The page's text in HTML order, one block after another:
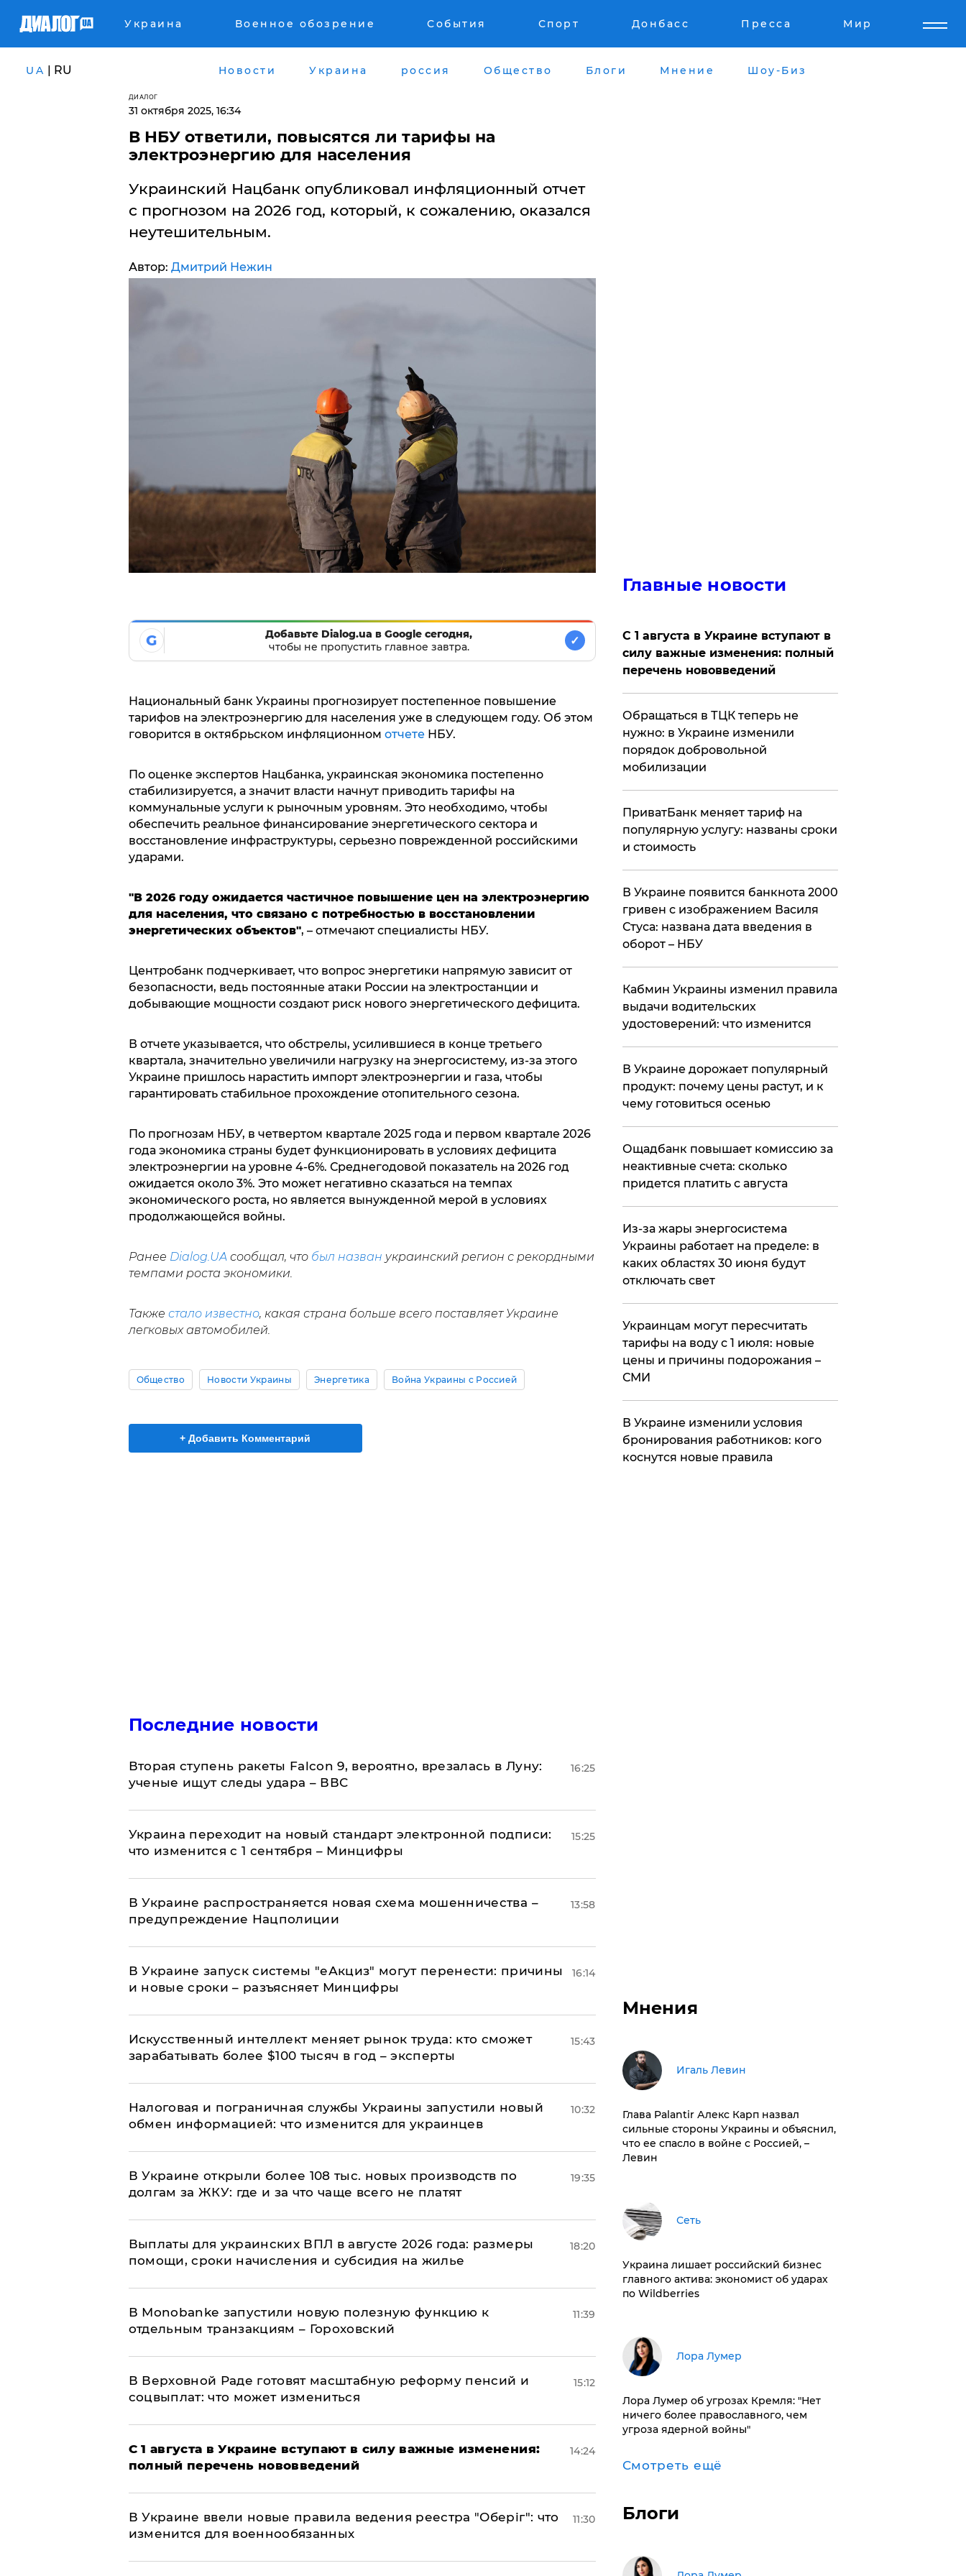
Украина Военное обозрение События Спорт Донбасс Пресса Мир
UA | RU Новости Украина россия Общество Блоги Мнение Шоу-Биз
ДИАЛОГ
31 октября 2025, 16:34
В НБУ ответили, повысятся ли тарифы на
электроэнергию для населения
Украинский Нацбанк опубликовал инфляционный отчет
с прогнозом на 2026 год, который, к сожалению, оказался
неутешительным.
Автор: Дмитрий Нежин
G
Добавьте Dialog.ua в Google сегодня,
чтобы не пропустить главное завтра.
✓
Национальный банк Украины прогнозирует постепенное повышение
тарифов на электроэнергию для населения уже в следующем году. Об этом
говорится в октябрьском инфляционном отчетеНБУ.
По оценке экспертов Нацбанка, украинская экономика постепенно
стабилизируется, а значит власти начнут приводить тарифы на
коммунальные услуги к рыночным уровням. Это необходимо, чтобы
обеспечить реальное финансирование энергетического сектора и
восстановление инфраструктуры, серьезно поврежденной российскими
ударами.
"В 2026 году ожидается частичное повышение цен на электроэнергию
для населения, что связано с потребностью в восстановлении
энергетических объектов", – отмечают специалисты НБУ.
Центробанк подчеркивает, что вопрос энергетики напрямую зависит от
безопасности, ведь постоянные атаки России на электростанции и
добывающие мощности создают риск нового энергетического дефицита.
В отчете указывается, что обстрелы, усилившиеся в конце третьего
квартала, значительно увеличили нагрузку на энергосистему, из-за этого
Украине пришлось нарастить импорт электроэнергии и газа, чтобы
гарантировать стабильное прохождение отопительного сезона.
По прогнозам НБУ, в четвертом квартале 2025 года и первом квартале 2026
года экономика страны будет функционировать в условиях дефицита
электроэнергии на уровне 4-6%. Среднегодовой показатель на 2026 год
ожидается около 3%. Это может негативно сказаться на темпах
экономического роста, но является вынужденной мерой в условиях
продолжающейся войны.
Ранее Dialog.UAсообщал, что был назван украинский регион с рекордными
темпами роста экономики.
Также стало известно, какая страна больше всего поставляет Украине
легковых автомобилей.
Общество Новости Украины Энергетика Война Украины с Россией
+ Добавить Комментарий
Последние новости
Вторая ступень ракеты Falcon 9, вероятно, врезалась в Луну:
ученые ищут следы удара – ВВС
16:25
Украина переходит на новый стандарт электронной подписи:
что изменится с 1 сентября – Минцифры
15:25
В Украине распространяется новая схема мошенничества –
предупреждение Нацполиции
13:58
В Украине запуск системы "еАкциз" могут перенести: причины
и новые сроки – разъясняет Минцифры
16:14
Искусственный интеллект меняет рынок труда: кто сможет
зарабатывать более $100 тысяч в год – эксперты
15:43
Налоговая и пограничная службы Украины запустили новый
обмен информацией: что изменится для украинцев
10:32
В Украине открыли более 108 тыс. новых производств по
долгам за ЖКУ: где и за что чаще всего не платят
19:35
Выплаты для украинских ВПЛ в августе 2026 года: размеры
помощи, сроки начисления и субсидия на жилье
18:20
В Мonobankе запустили новую полезную функцию к
отдельным транзакциям – Гороховский
11:39
В Верховной Раде готовят масштабную реформу пенсий и
соцвыплат: что может измениться
15:12
С 1 августа в Украине вступают в силу важные изменения:
полный перечень нововведений
14:24
В Украине ввели новые правила ведения реестра "Оберіг": что
изменится для военнообязанных
11:30
Главные новости
С 1 августа в Украине вступают в
силу важные изменения: полный
перечень нововведений
Обращаться в ТЦК теперь не
нужно: в Украине изменили
порядок добровольной
мобилизации
ПриватБанк меняет тариф на
популярную услугу: названы сроки
и стоимость
В Украине появится банкнота 2000
гривен с изображением Василя
Стуса: названа дата введения в
оборот – НБУ
Кабмин Украины изменил правила
выдачи водительских
удостоверений: что изменится
В Украине дорожает популярный
продукт: почему цены растут, и к
чему готовиться осенью
​Ощадбанк повышает комиссию за
неактивные счета: сколько
придется платить с августа
Из-за жары энергосистема
Украины работает на пределе: в
каких областях 30 июня будут
отключать свет
Украинцам могут пересчитать
тарифы на воду с 1 июля: новые
цены и причины подорожания –
СМИ
В Украине изменили условия
бронирования работников: кого
коснутся новые правила
Мнения
Игаль Левин
Глава Palantir Алекс Карп назвал
сильные стороны Украины и объяснил,
что ее спасло в войне с Россией, –
Левин
Сеть
​Украина лишает российский бизнес
главного актива: экономист об ударах
по Wildberries
​Лора Лумер
Лора Лумер об угрозах Кремля: "Нет
ничего более православного, чем
угроза ядерной войны"
Смотреть ещё
Блоги